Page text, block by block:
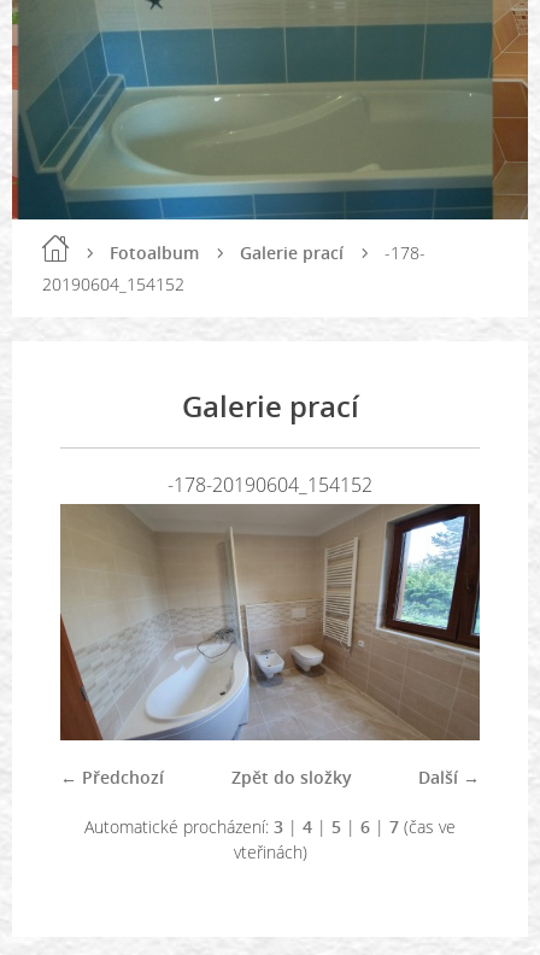
Fotoalbum Galerie prací
-178-
20190604_154152
Galerie prací
-178-20190604_154152
← Předchozí Další →
Zpět do složky
Automatické procházení: 3 | 4 | 5 | 6 | 7 (čas ve
vteřinách)